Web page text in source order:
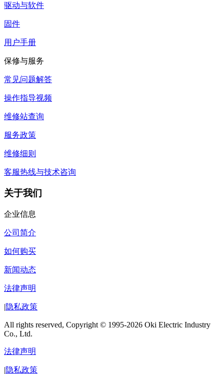
驱动与软件
固件
用户手册
保修与服务
常见问题解答
操作指导视频
维修站查询
服务政策
维修细则
客服热线与技术咨询
关于我们
企业信息
公司简介
如何购买
新闻动态
法律声明
|隐私政策
All rights reserved, Copyright © 1995-2026 Oki Electric Industry
Co., Ltd.
法律声明
|隐私政策